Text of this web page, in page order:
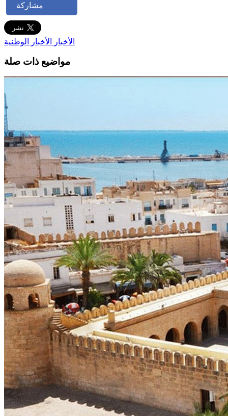
مشاركة
الأخبار الأخبار الوطنية
مواضيع ذات صلة